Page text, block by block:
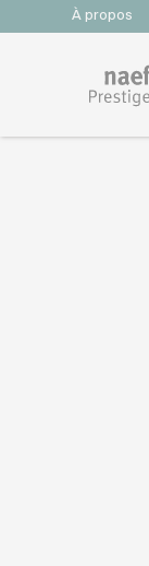
À propos